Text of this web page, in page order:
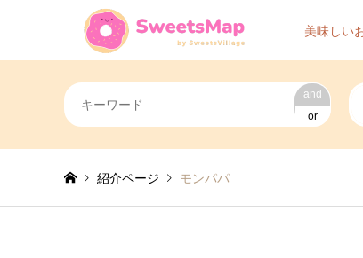
美味しい
and
or
紹介ページ モンパパ